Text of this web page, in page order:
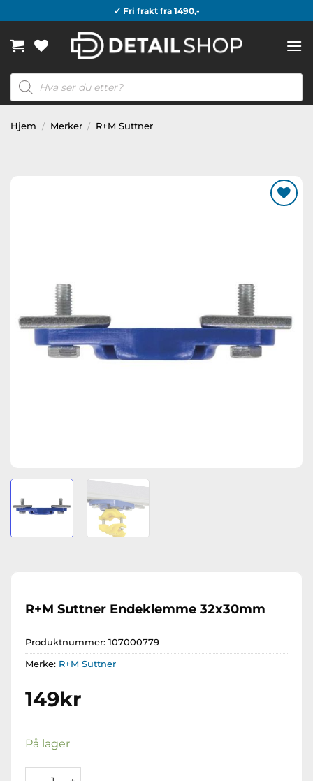
to
content
✓ Fri frakt fra 1490,-
Products
search
Hjem / Merker / R+M Suttner
R+M Suttner Endeklemme 32x30mm
Produktnummer: 107000779
Merke: R+M Suttner
149kr
På lager
R+M Suttner Endeklemme 32x30mm antall